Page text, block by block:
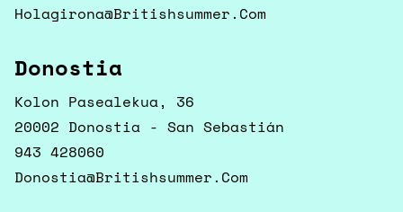
Holagirona@britishsummer.com
Donostia
Kolon Pasealekua, 36
20002 Donostia - San Sebastián
943 428060
Donostia@britishsummer.com